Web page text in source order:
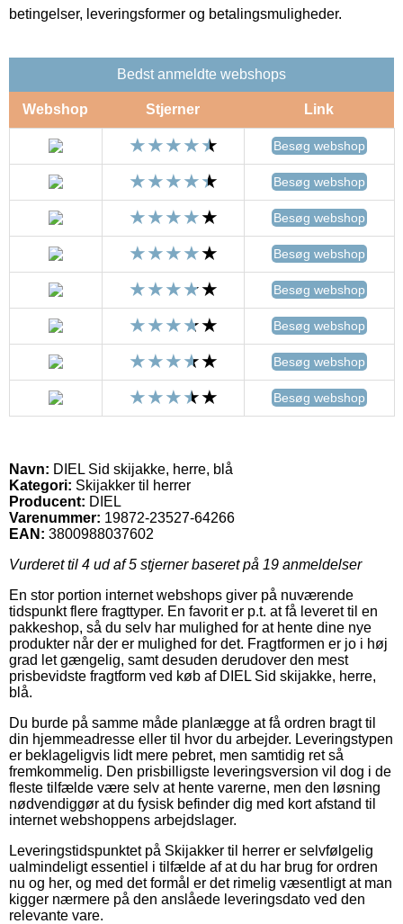
betingelser, leveringsformer og betalingsmuligheder.
Bedst anmeldte webshops
Webshop Stjerner Link
Besøg webshop
Besøg webshop
Besøg webshop
Besøg webshop
Besøg webshop
Besøg webshop
Besøg webshop
Besøg webshop
Navn: DIEL Sid skijakke, herre, blå
Kategori: Skijakker til herrer
Producent: DIEL
Varenummer: 19872-23527-64266
EAN: 3800988037602
Vurderet til 4 ud af 5 stjerner baseret på 19 anmeldelser
En stor portion internet webshops giver på nuværende
tidspunkt flere fragttyper. En favorit er p.t. at få leveret til en
pakkeshop, så du selv har mulighed for at hente dine nye
produkter når der er mulighed for det. Fragtformen er jo i høj
grad let gængelig, samt desuden derudover den mest
prisbevidste fragtform ved køb af DIEL Sid skijakke, herre,
blå.
Du burde på samme måde planlægge at få ordren bragt til
din hjemmeadresse eller til hvor du arbejder. Leveringstypen
er beklageligvis lidt mere pebret, men samtidig ret så
fremkommelig. Den prisbilligste leveringsversion vil dog i de
fleste tilfælde være selv at hente varerne, men den løsning
nødvendiggør at du fysisk befinder dig med kort afstand til
internet webshoppens arbejdslager.
Leveringstidspunktet på Skijakker til herrer er selvfølgelig
ualmindeligt essentiel i tilfælde af at du har brug for ordren
nu og her, og med det formål er det rimelig væsentligt at man
kigger nærmere på den anslåede leveringsdato ved den
relevante vare.